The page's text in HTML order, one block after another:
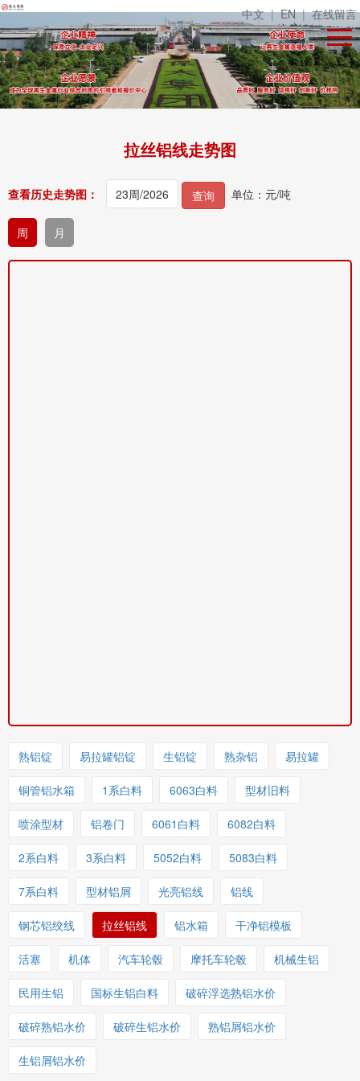
中文 | EN | 在线留言
拉丝铝线走势图
查看历史走势图： 查询 单位：元/吨
周 月
熟铝锭 易拉罐铝锭 生铝锭 熟杂铝 易拉罐
铜管铝水箱 1系白料 6063白料 型材旧料
喷涂型材 铝卷门 6061白料 6082白料
2系白料 3系白料 5052白料 5083白料
7系白料 型材铝屑 光亮铝线 铝线
钢芯铝绞线 拉丝铝线 铝水箱 干净铝模板
活塞 机体 汽车轮毂 摩托车轮毂 机械生铝
民用生铝 国标生铝白料 破碎浮选熟铝水价
破碎熟铝水价 破碎生铝水价 熟铝屑铝水价
生铝屑铝水价